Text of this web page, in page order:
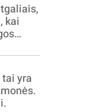
kai
yra